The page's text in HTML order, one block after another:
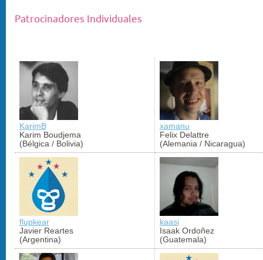
Patrocinadores Individuales
KarimB
Karim Boudjema
(Bélgica / Bolivia)
xamanu
Felix Delattre
(Alemania / Nicaragua)
flupkear
Javier Reartes
(Argentina)
kaasi
Isaak Ordoñez
(Guatemala)